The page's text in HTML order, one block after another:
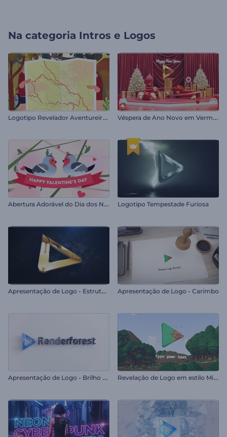
Na categoria Intros e Logos
L
ogotipo Revelador Aventureiro de Caminhadas V
éspera de Ano Novo em Vermelho
A
bertura Adorável do Dia dos Namorados Logotipo Tempestade Furiosa
A
presentação de Logo - Estrutura Sólida Apresentação de Logo - Carimbo
A
presentação de Logo - Brilho Elegante R
evelação de Logo em estilo Minecraft